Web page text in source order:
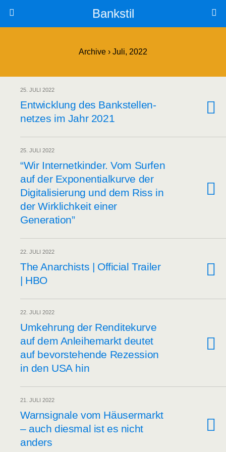
Bankstil
Archive › Juli, 2022
25. JULI 2022
Ent­wick­lung des Bank­stel­len­
net­zes im Jahr 2021
25. JULI 2022
“Wir Inter­net­kin­der. Vom Sur­fen
auf der Expo­nen­ti­al­kur­ve der
Digi­ta­li­sie­rung und dem Riss in
der Wirk­lich­keit einer
Generation”
22. JULI 2022
The Anar­chists | Offi­ci­al Trai­ler
| HBO
22. JULI 2022
Umkeh­rung der Ren­di­te­kur­ve
auf dem Anlei­he­markt deu­tet
auf bevor­ste­hen­de Rezes­si­on
in den USA hin
21. JULI 2022
Warn­si­gna­le vom Häu­ser­markt
– auch dies­mal ist es nicht
anders